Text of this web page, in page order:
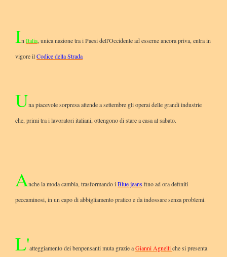
In Italia, unica nazione tra i Paesi dell'Occidente ad esserne ancora priva, entra in
vigore ilCodice della Strada
Una piacevole sorpresa attende a settembre gli operai delle grandi industrie
che, primi tra i lavoratori italiani, ottengono di stare a casa al sabato.
Anche la moda cambia, trasformando iBlue jeansfino ad ora definiti
peccaminosi, in un capo di abbigliamento pratico e da indossare senza problemi.
L'atteggiamento dei benpensanti muta grazie aGianni Agnelliche si presenta